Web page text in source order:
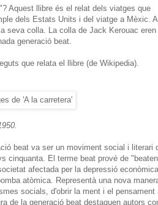
Aquest llibre és el relat dels viatges que
dels Estats Units i del viatge a Mèxic.
seva colla. La colla de Jack Kerouac eren
generació beat.
que relata el llibre (de Wikipedia).
beat va ser un moviment social i literari
cinquanta. El terme beat prové de
afectada per la depressió
atòmica. Representà una nova
socials, d'obrir la ment i el pensament
de la generació beat destaquen autors